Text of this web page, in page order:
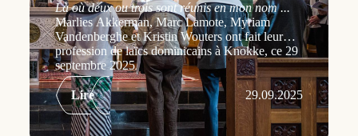
Là où deux ou trois sont réunis en mon nom ...
Marlies Akkerman, Marc Lamote, Myriam
Vandenberghe et Kristin Wouters ont fait leur
profession de laïcs dominicains à Knokke, ce 29
septembre 2025
Lire 29.09.2025